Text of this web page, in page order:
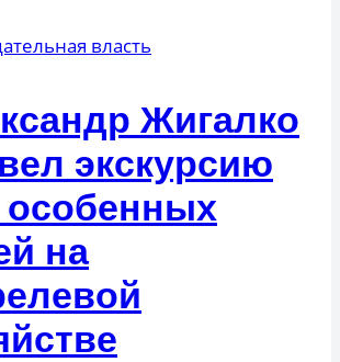
власть
Жигалко
экскурсию
на